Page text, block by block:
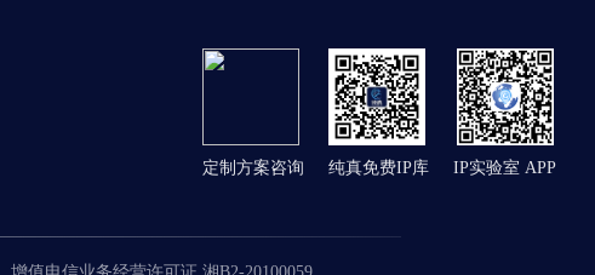
定制方案咨询 纯真免费IP库 IP实验室 APP